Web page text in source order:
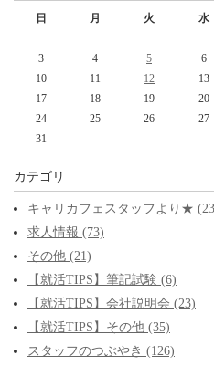
日 月 火 水
3
4 5 6
10
11 12 13
17
18 19 20
24
25 26 27
31
カテゴリ
キャリカフェスタッフより★
求人情報 (73)
その他 (21)
【就活TIPS】筆記試験 (6)
【就活TIPS】会社説明会 (23)
【就活TIPS】その他 (35)
スタッフのつぶやき (126)